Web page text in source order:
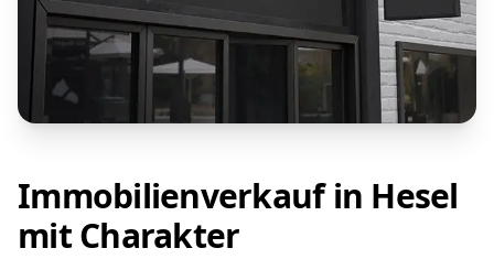
Immobilienverkauf in Hesel
mit Charakter